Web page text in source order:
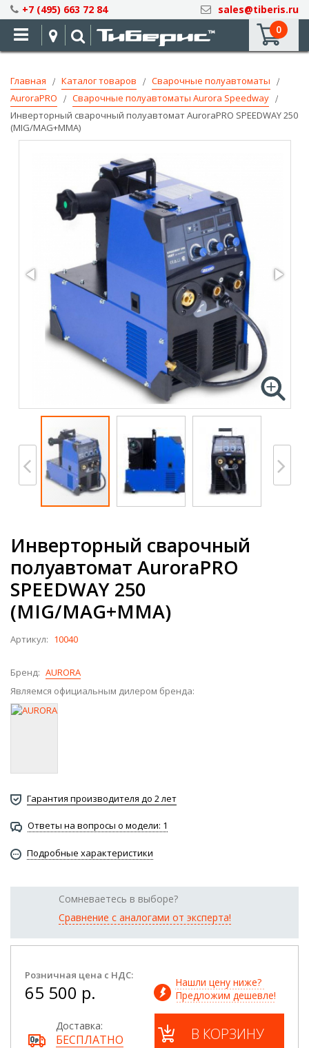
Skip
to
Content
+7 (495) 663 72 84
sales@tiberis.ru
0
Главная Каталог товаров
Сварочные полуавтоматы
AuroraPRO
Сварочные полуавтоматы Aurora Speedway
Инверторный сварочный полуавтомат AuroraPRO SPEEDWAY 250
(MIG/MAG+MMA)
Инверторный сварочный
полуавтомат AuroraPRO
SPEEDWAY 250
(MIG/MAG+MMA)
Артикул: 10040
Бренд: AURORA
Являемся официальным дилером бренда:
Гарантия производителя до 2 лет
Ответы на вопросы о модели: 1
Подробные характеристики
Сомневаетесь в выборе?
Сравнение с аналогами от эксперта!
Розничная цена с НДС:
65 500 р.
Нашли цену ниже?
Предложим дешевле!
Доставка:
БЕСПЛАТНО В КОРЗИНУ